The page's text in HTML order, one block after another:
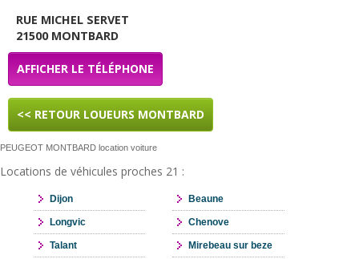
LOUEURS & PROFESSIONNELS
RUE MICHEL SERVET
21500 MONTBARD
AFFICHER LE TÉLÉPHONE
<< RETOUR LOUEURS MONTBARD
PEUGEOT MONTBARD location voiture
Locations de véhicules proches 21 :
Dijon Beaune
Longvic Chenove
Talant Mirebeau sur beze